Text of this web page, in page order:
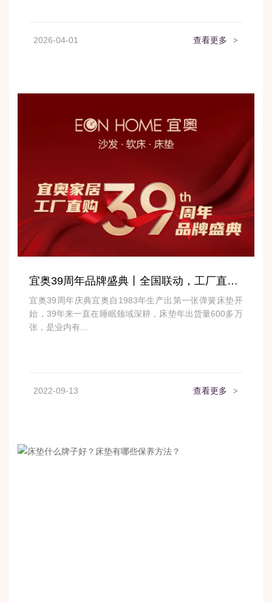
2026-04-01 查看更多 >
宜奥39周年品牌盛典丨全国联动，工厂直购，超值钜惠，不容错过！
宜奥39周年庆典宜奥自1983年生产出第一张弹簧床垫开
始，39年来一直在睡眠领域深耕，床垫年出货量600多万
张，是业内有...
2022-09-13 查看更多 >